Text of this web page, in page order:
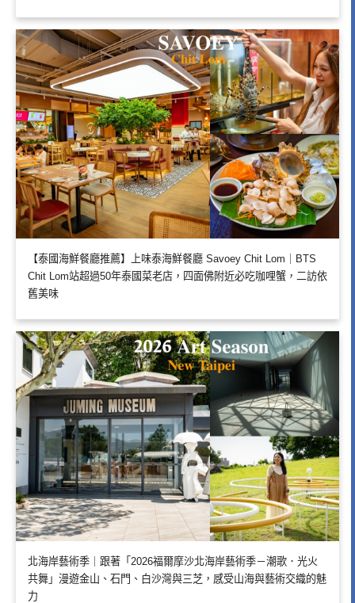
【泰國海鮮餐廳推薦】上味泰海鮮餐廳 Savoey Chit Lom｜BTS
Chit Lom站超過50年泰國菜老店，四面佛附近必吃咖哩蟹，二訪依
舊美味
北海岸藝術季｜跟著「2026福爾摩沙北海岸藝術季－潮歌．光火
共舞」漫遊金山、石門、白沙灣與三芝，感受山海與藝術交織的魅
力